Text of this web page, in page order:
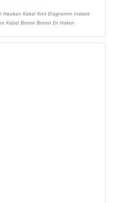
Hauben Kabel Knit Diagramm Instant
Kabel Breien Breien En Haken